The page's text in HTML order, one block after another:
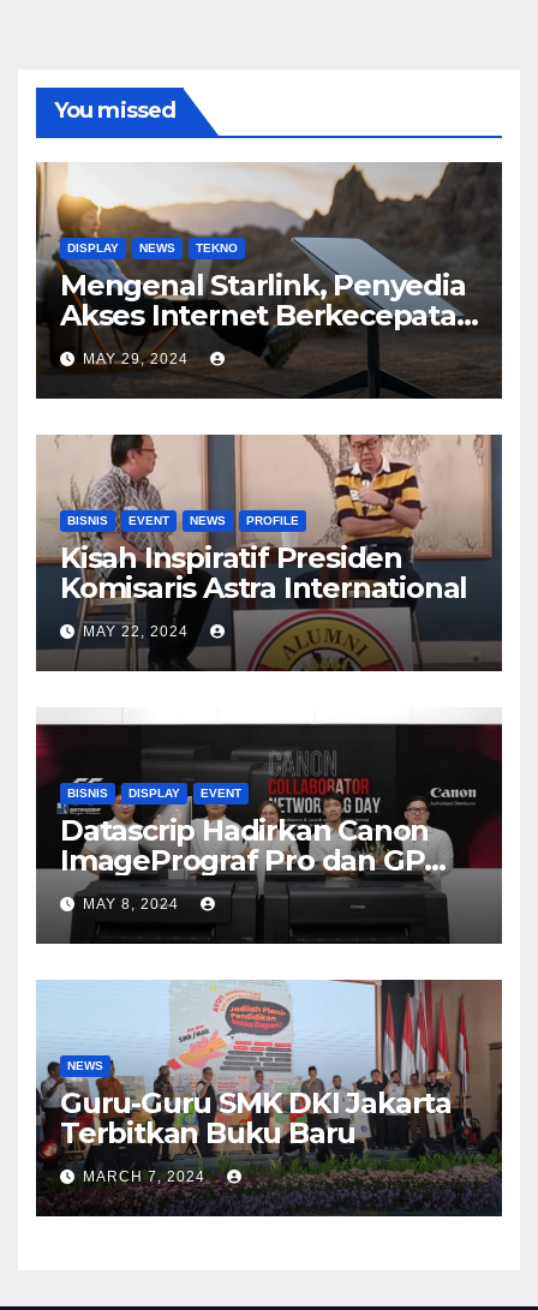
You missed
DISPLAY NEWS TEKNO
Mengenal Starlink, Penyedia
Akses Internet Berkecepatan
Tinggi
MAY 29, 2024
BISNIS EVENT NEWS PROFILE
Kisah Inspiratif Presiden
Komisaris Astra International
MAY 22, 2024
BISNIS DISPLAY EVENT
Datascrip Hadirkan Canon
ImagePrograf Pro dan GP
Series
MAY 8, 2024
NEWS
Guru-Guru SMK DKI Jakarta
Terbitkan Buku Baru
MARCH 7, 2024